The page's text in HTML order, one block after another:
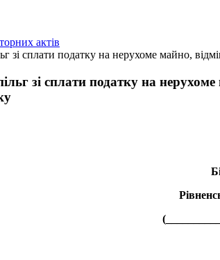
актів
зі сплати податку на нерухоме майно,
зі сплати податку на нерухоме
(